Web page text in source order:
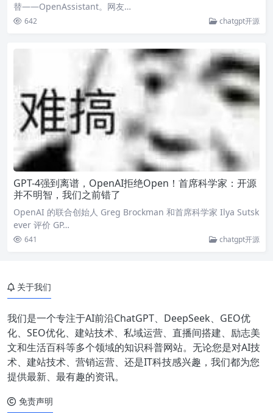
替——OpenAssistant。网友…
642 chatgpt开源
GPT-4强到离谱，OpenAI拒绝Open！首席科学家：开源
并不明智，我们之前错了
OpenAI 的联合创始人 Greg Brockman 和首席科学家 Ilya Sutsk
ever 评价 GP…
641 chatgpt开源
关于我们
我们是一个专注于AI前沿ChatGPT、DeepSeek、GEO优
化、SEO优化、建站技术、私域运营、直播间搭建、励志美
文和生活百科等多个领域的知识科普网站。无论您是对AI技
术、建站技术、营销运营、还是IT科技感兴趣，我们都为您
提供最新、最有趣的资讯。
免责声明